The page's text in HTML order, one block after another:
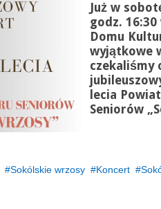
Już w
godz.
Domu
wyjątkowe
czekaliśmy
lecia
Seniorów
Sokólskie wrzosy Koncert